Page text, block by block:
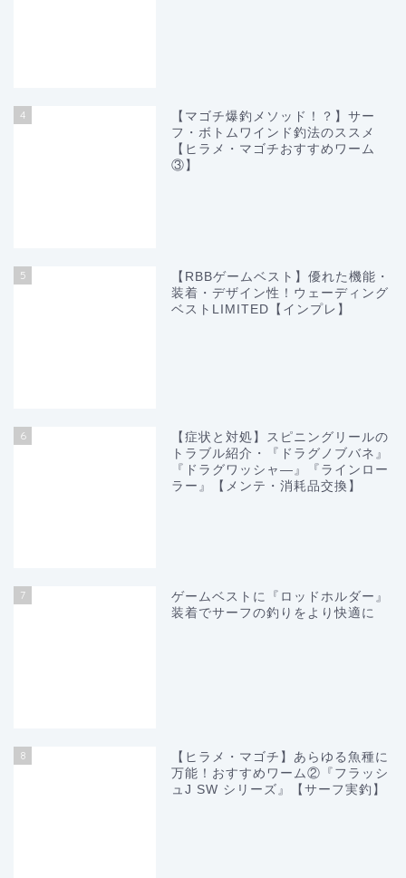
4
【マゴチ爆釣メソッド！？】サー
フ・ボトムワインド釣法のススメ
【ヒラメ・マゴチおすすめワーム
③】
5
【RBBゲームベスト】優れた機能・
装着・デザイン性！ウェーディング
ベストLIMITED【インプレ】
6
【症状と対処】スピニングリールの
トラブル紹介・『ドラグノブバネ』
『ドラグワッシャ―』『ラインロー
ラー』【メンテ・消耗品交換】
7
ゲームベストに『ロッドホルダー』
装着でサーフの釣りをより快適に
8
【ヒラメ・マゴチ】あらゆる魚種に
万能！おすすめワーム②『フラッシ
ュJ SW シリーズ』【サーフ実釣】